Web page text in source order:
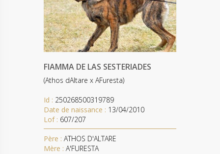
FIAMMA DE LAS SESTERIADES
(Athos dAltare x AFuresta)
Id : 250268500319789
Date de naissance : 13/04/2010
Lof : 607/207
Père : ATHOS D'ALTARE
Mère : A'FURESTA